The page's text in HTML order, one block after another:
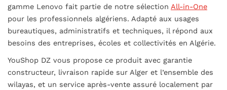
gamme Lenovo fait partie de notre sélection All-in-One
pour les professionnels algériens. Adapté aux usages
bureautiques, administratifs et techniques, il répond aux
besoins des entreprises, écoles et collectivités en Algérie.
YouShop DZ vous propose ce produit avec garantie
constructeur, livraison rapide sur Alger et l’ensemble des
wilayas, et un service après-vente assuré localement par